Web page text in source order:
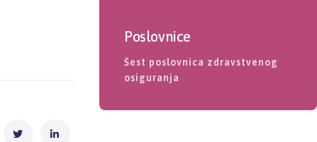
Poslovnice
Šest poslovnica zdravstvenog
osiguranja